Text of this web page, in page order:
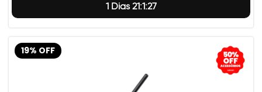
1 Dias 21:1:26
19% OFF